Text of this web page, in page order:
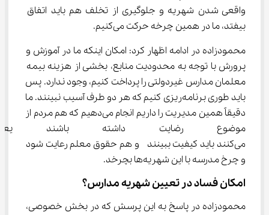
واقعی شدن شهریه و جلوگیری از تخلف هم باید اتفاق
بیفتد، ما در همین چرخه حرکت می‌کنیم.
محمودزاده در ادامه اظهار کرد: امکان اینکه ما در آموزش و
پرورش با توجه به محدودیت منابع، بخشی از هزینه بیمه
معلمان مدارس غیردولتی را پرداخت کنیم، وجود ندارد. پس
باید طوری برنامه‌ریزی کنیم که هر دو طرف آسیب نبینند. ما
دقیقاً همین مدیریت را داریم انجام می‌دهیم که هم مردم از
موضوع رضایت داشته باشند
می‌کنند باید کیفیت ببینند  و هم حقوق معلم رعایت شود
و چرخ مدرسه با این شهریه‌ها بچرخد.
امکان فساد در تعیین شهریه مدارس؟
محمودزاده در پاسخ به این پرسش که در بخش خصوصی،